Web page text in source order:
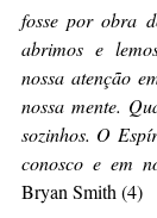
fosse por obra
abrimos e
nossa atenção
nossa mente.
sozinhos. O
conosco e em
Bryan Smith (4)